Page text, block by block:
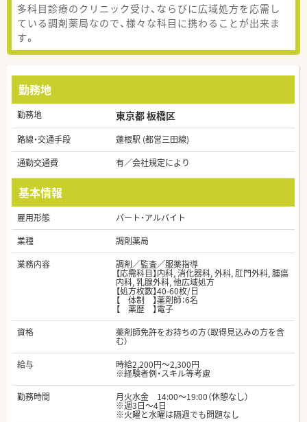
多科目診療のクリニック受け、ならびに広域処方を応需し
ている調剤薬局なので、様々な科目に携わることが出来ま
す。
勤務地
勤務地 東京都 板橋区
路線・交通手段
蓮根駅 (都営三田線)
通勤交通費
有／会社規定により
基本情報
雇用形態
パート・アルバイト
業種
調剤薬局
業務内容
調剤／監査／服薬指導
【応需科目】内科, 消化器科, 外科, 肛門外科, 腫瘍
内科, 乳腺外科, 他広域処方
【処方枚数】40-60枚/日
【 体制 】薬剤師：6名
【 薬歴 】電子
資格
薬剤師免許をお持ちの方（取得見込みの方を含
む）
給与
時給2,200円～2,300円
※経験者例・スキル等考慮
勤務時間
月火水金 14:00～19:00（休憩なし）
※週3日～4日
※火曜と水曜は隔週でも問題なし